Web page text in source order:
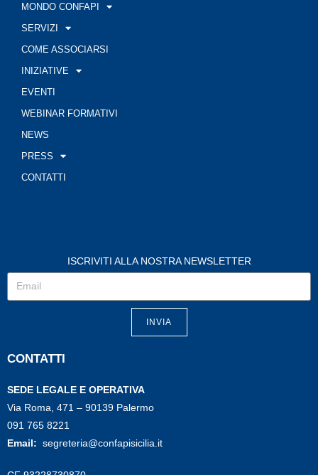
MONDO CONFAPI
SERVIZI
COME ASSOCIARSI
INIZIATIVE
EVENTI
WEBINAR FORMATIVI
NEWS
PRESS
CONTATTI
ISCRIVITI ALLA NOSTRA NEWSLETTER
INVIA
CONTATTI
SEDE LEGALE E OPERATIVA
Via Roma, 471 – 90139 Palermo
091 765 8221
Email: segreteria@confapisicilia.it